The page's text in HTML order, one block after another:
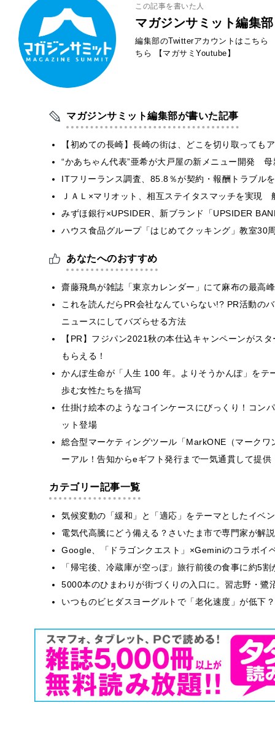
この記事を書いた人
マガジンサミット編集部
編集部のTwitterアカウントはこちら
ちら
【マガサミYoutube】
マガジンサミット編集部が書いた記事
【初めての長崎】長崎の街は、どこを切り取って
“かあちゃん代表”亜希が大戸屋の新メニュー開発
ITフリーランス調査、85.8％が契約・報酬トラブ
ＪＡＬ×マリオット、相互ステイタスマッチを実現
みずほ銀行×UPSIDER、新ブランド「UPSIDER
ハウス食品グループ「はじめてクッキング」教室
あなたへのおすすめ
齋藤飛鳥が雑誌「東京カレンダー」にて麻布の最高
これを読んだらPR会社なんていらない!? PR活動の
ニュースにしてバズらせる方法
【PR】フジパン2021秋の本仕込キャンペーンがス
もらえる！
かんぽ生命が「人生 100 年。よりそうかんぽ」を
歩む女性たちを描写
仕掛け絵本のようなコインケースにびっくり！コン
ット登場
総合型マーケティングツール「MarkONE（マーク
ーアル！告知からeギフト発行まで一気通貫して提供
カテゴリー記事一覧
気候変動の「緩和」と「適応」をテーマとしたイベ
電気代高騰にどう備える？さいたま市で専門家が解
Google、「ドラゴンクエスト」×Geminiのコラボイ
「帰宅後、冷蔵庫が空っぽ」旅行前後の食事に約5
5000本のひまわりが街づくりの入口に。習志野・
いつものビヒダスヨーグルトで「老化速度」が低